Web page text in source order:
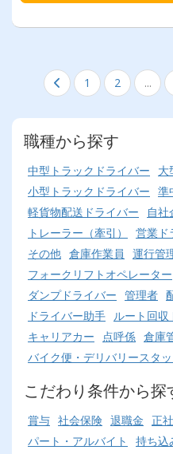
1 2 ...
職種から探す
中型トラックドライバー
大
小型トラックドライバー 準
軽貨物配送ドライバー
自社
トレーラー（牽引）
営業ド
その他 倉庫作業員
運行管
フォークリフトオペレーター
ダンプドライバー 管理者
ドライバー助手 ルート回収
キャリアカー
点呼係 倉庫
バイク便・デリバリースタ
こだわり条件から探
賞与 社会保険 退職金 正
パート・アルバイト
持ち込